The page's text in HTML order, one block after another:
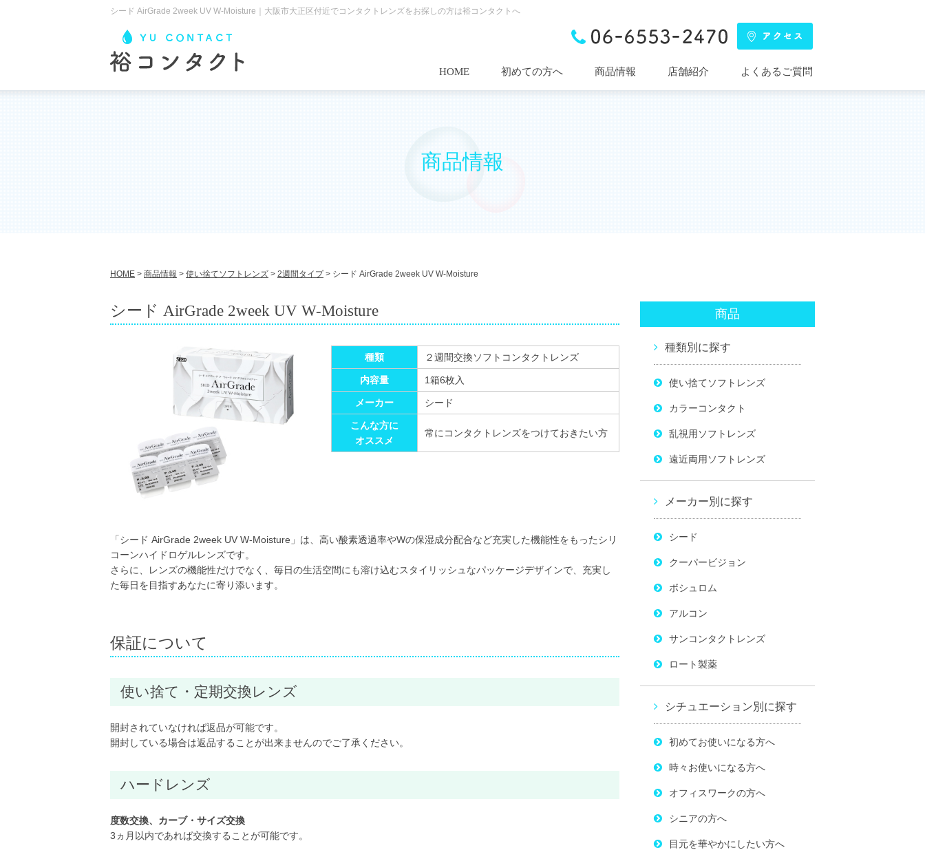
シード AirGrade 2week UV W-Moisture｜大阪市大正区付近でコンタクトレンズをお探しの方は裕コンタクトへ
HOME 初めての方へ 商品情報 店舗紹介 よくあるご質問
商品情報
HOME > 商品情報 > 使い捨てソフトレンズ > 2週間タイプ> シード AirGrade 2week UV W-Moisture
シード AirGrade 2week UV W-Moisture
種類 ２週間交換ソフトコンタクトレンズ
内容量 1箱6枚入
メーカー シード
こんな方に
オススメ
常にコンタクトレンズをつけておきたい方
「シード AirGrade 2week UV W-Moisture」は、高い酸素透過率やWの保湿成分配合など充実した機能性をもったシリ
コーンハイドロゲルレンズです。
さらに、レンズの機能性だけでなく、毎日の生活空間にも溶け込むスタイリッシュなパッケージデザインで、充実し
た毎日を目指すあなたに寄り添います。
保証について
使い捨て・定期交換レンズ
開封されていなければ返品が可能です。
開封している場合は返品することが出来ませんのでご了承ください。
ハードレンズ
度数交換、カーブ・サイズ交換
3ヵ月以内であれば交換することが可能です。
商品
種類別に探す
使い捨てソフトレンズ
カラーコンタクト
乱視用ソフトレンズ
遠近両用ソフトレンズ
メーカー別に探す
シード
クーパービジョン
ボシュロム
アルコン
サンコンタクトレンズ
ロート製薬
シチュエーション別に探す
初めてお使いになる方へ
時々お使いになる方へ
オフィスワークの方へ
シニアの方へ
目元を華やかにしたい方へ